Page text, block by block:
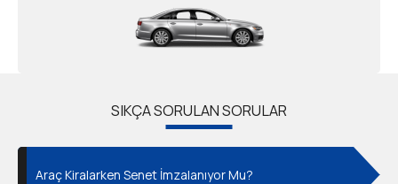
SIKÇA SORULAN SORULAR
Araç Kiralarken Senet İmzalanıyor Mu?